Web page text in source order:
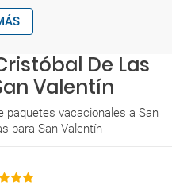
De Las
Valentín
paquetes vacacionales a San
para San Valentín